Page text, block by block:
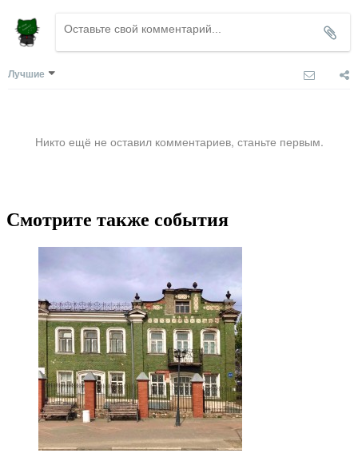
Лучшие
Никто ещё не оставил комментариев, станьте первым.
Смотрите также события